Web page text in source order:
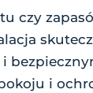
czy
i